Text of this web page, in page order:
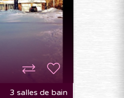
3 salles de bain